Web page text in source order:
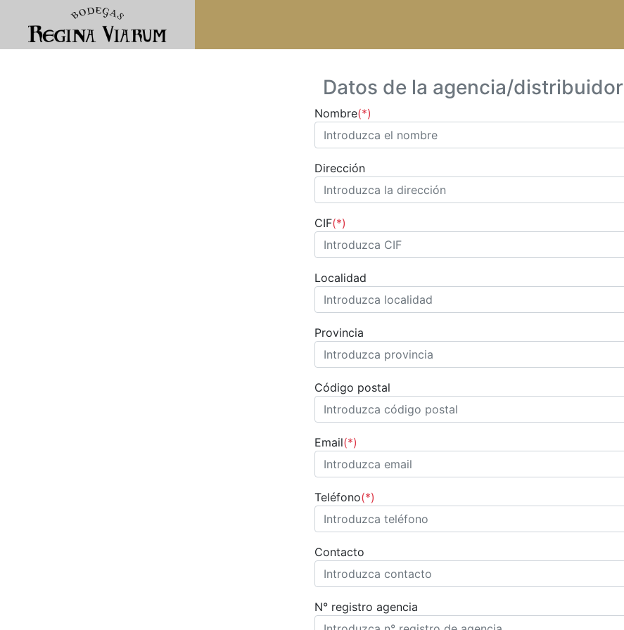
Datos de la agencia/distribuidor
Nombre(*)
Dirección
CIF(*)
Localidad
Provincia
Código postal
Email(*)
Teléfono(*)
Contacto
N° registro agencia